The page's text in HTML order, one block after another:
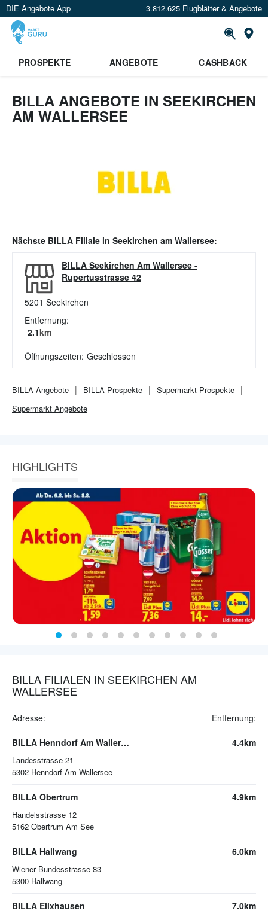
DIE Angebote App 3.812.625 Flugblätter & Angebote
PROSPEKTE
ANGEBOTE CASHBACK
BILLA ANGEBOTE IN SEEKIRCHEN
AM WALLERSEE
Nächste BILLA Filiale in Seekirchen am Wallersee:
BILLA Seekirchen Am Wallersee -
Rupertusstrasse 42
5201 Seekirchen
Entfernung:
2.1km
Öffnungszeiten: Geschlossen
BILLA Angebote BILLA Prospekte Supermarkt Prospekte
Supermarkt Angebote
HIGHLIGHTS
BILLA FILIALEN IN SEEKIRCHEN AM
WALLERSEE
Adresse: Entfernung:
BILLA Henndorf Am Wallersee
Landesstrasse 21
5302 Henndorf Am Wallersee
4.4km
BILLA Obertrum
Handelsstrasse 12
5162 Obertrum Am See
4.9km
BILLA Hallwang
Wiener Bundesstrasse 83
5300 Hallwang
6.0km
BILLA Elixhausen 7.0km